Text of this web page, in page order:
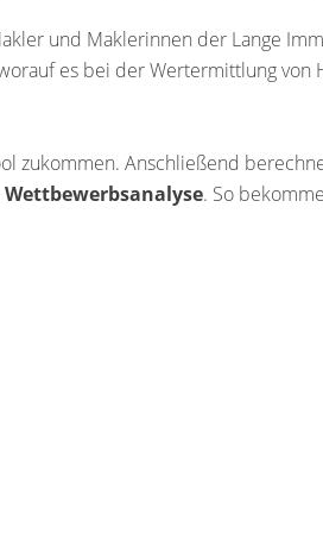
und Maklerinnen der Lange
es bei der Wertermittlung von
zukommen. Anschließend
Wettbewerbsanalyse. So